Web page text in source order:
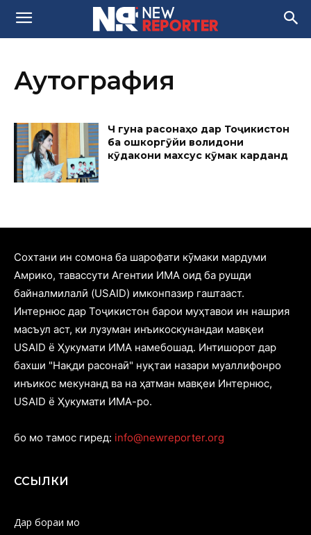
Аутография
Чӣ гуна расонаҳо дар Тоҷикистон
ба ошкоргӯйи волидони
кӯдакони махсус кӯмак карданд
Cохтани ин сомона ба шарофати кӯмаки мардуми
Амрико, тавассути Агентии ИМА оид ба рушди
байналмилалӣ (USAID) имконпазир гаштааст.
Интернюс дар Тоҷикистон барои муҳтавои ин нашрия
масъул аст, ки лузуман инъикоскунандаи мавқеи
USAID ё Ҳукумати ИМА намебошад. Интишорот дар
бахши "Нақди расонаӣ" нуқтаи назари муаллифонро
инъикос мекунанд ва на ҳатман мавқеи Интернюс,
USAID ё Ҳукумати ИМА-ро.
бо мо тамос гиред: info@newreporter.org
ССЫЛКИ
Дар бораи мо